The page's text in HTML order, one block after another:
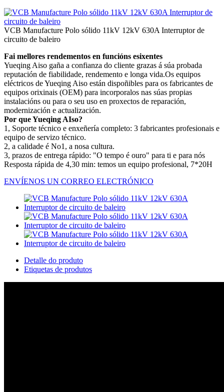
VCB Manufacture Polo sólido 11kV 12kV 630A Interruptor de
circuito de baleiro
Fai mellores rendementos en funcións esixentes
Yueqing Aiso gaña a confianza do cliente grazas á súa probada
reputación de fiabilidade, rendemento e longa vida.Os equipos
eléctricos de Yueqing Aiso están dispoñibles para os fabricantes de
equipos orixinais (OEM) para incorporalos nas súas propias
instalacións ou para o seu uso en proxectos de reparación,
modernización e actualización.
Por que Yueqing AIso?
1, Soporte técnico e enxeñería completo: 3 fabricantes profesionais e
equipo de servizo técnico.
2, a calidade é No1, a nosa cultura.
3, prazos de entrega rápido: "O tempo é ouro" para ti e para nós
Resposta rápida de 4,30 min: temos un equipo profesional, 7*20H
ENVÍENOS UN CORREO ELECTRÓNICO
Detalle do produto
Etiquetas de produtos